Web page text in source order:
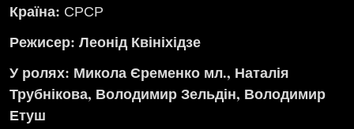
Країна: СРСР
Режисер: Леонід Квініхідзе
У ролях: Микола Єременко мл., Наталія
Трубнікова, Володимир Зельдін, Володимир
Етуш